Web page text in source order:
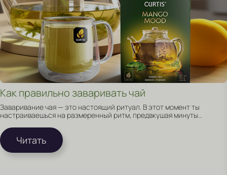
Как правильно заваривать чай
Заваривание чая — это настоящий ритуал. В этот момент ты
настраиваешься на размеренный ритм, предвкушая минуты
Читать